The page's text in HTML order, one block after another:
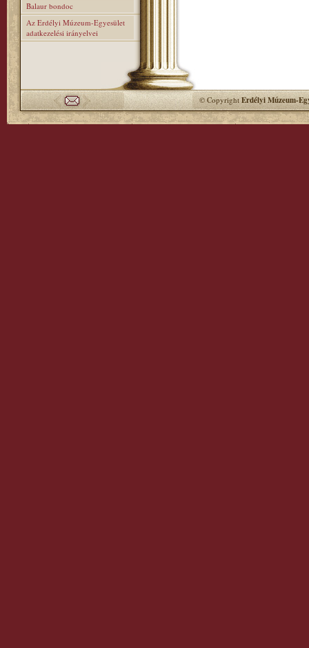
Balaur bondoc
Az Erdélyi Múzeum-Egyesület
adatkezelési irányelvei
© CopyrightErdélyi Múzeum-